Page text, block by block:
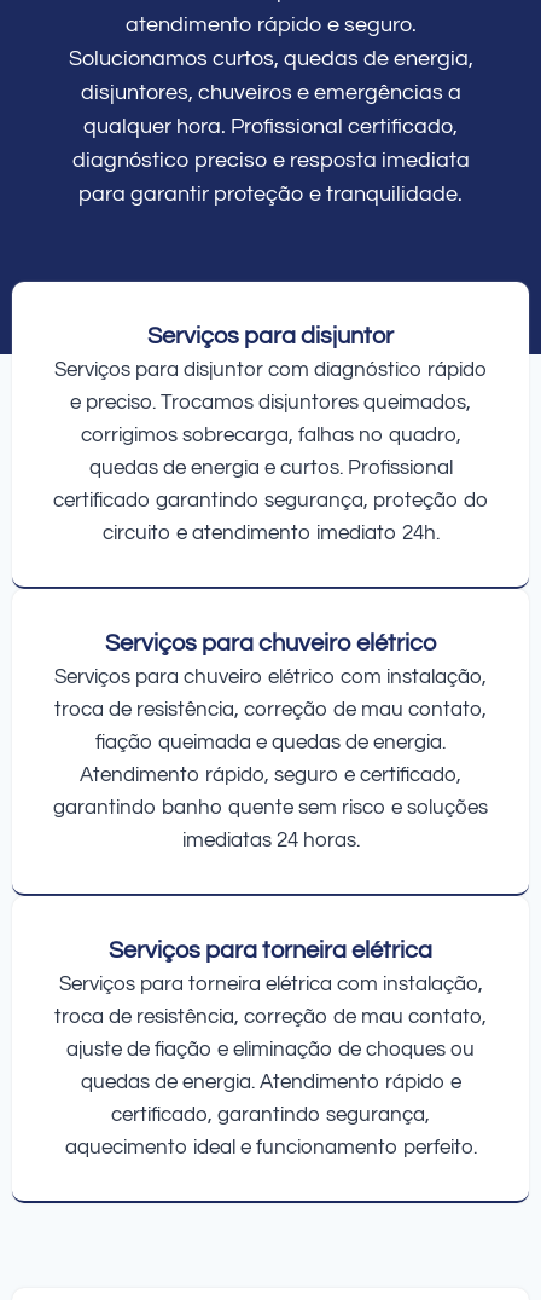
atendimento rápido e seguro.
Solucionamos curtos, quedas de energia,
disjuntores, chuveiros e emergências a
qualquer hora. Profissional certificado,
diagnóstico preciso e resposta imediata
para garantir proteção e tranquilidade.
Serviços para disjuntor
Serviços para disjuntor com diagnóstico rápido
e preciso. Trocamos disjuntores queimados,
corrigimos sobrecarga, falhas no quadro,
quedas de energia e curtos. Profissional
certificado garantindo segurança, proteção do
circuito e atendimento imediato 24h.
Serviços para chuveiro elétrico
Serviços para chuveiro elétrico com instalação,
troca de resistência, correção de mau contato,
fiação queimada e quedas de energia.
Atendimento rápido, seguro e certificado,
garantindo banho quente sem risco e soluções
imediatas 24 horas.
Serviços para torneira elétrica
Serviços para torneira elétrica com instalação,
troca de resistência, correção de mau contato,
ajuste de fiação e eliminação de choques ou
quedas de energia. Atendimento rápido e
certificado, garantindo segurança,
aquecimento ideal e funcionamento perfeito.